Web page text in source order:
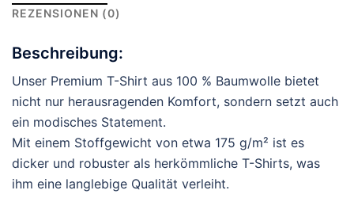
REZENSIONEN (0)
Beschreibung:
Unser Premium T-Shirt aus 100 % Baumwolle bietet
nicht nur herausragenden Komfort, sondern setzt auch
ein modisches Statement.
Mit einem Stoffgewicht von etwa 175 g/m² ist es
dicker und robuster als herkömmliche T-Shirts, was
ihm eine langlebige Qualität verleiht.